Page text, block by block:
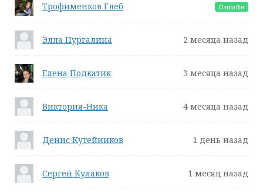
Трофименков Глеб Онлайн
Элла Пургалина 2 месяца назад
Елена Подкатик 3 месяца назад
Виктория-Ника 4 месяца назад
Денис Кутейников 1 день назад
Сергей Кулаков 1 месяц назад